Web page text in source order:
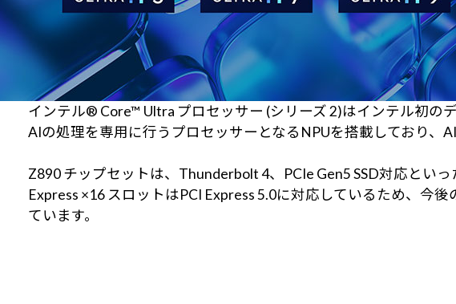
インテル® Core™ Ultra プロセッサー (シリーズ 2)はインテル初の
AIの処理を専用に行うプロセッサーとなるNPUを搭載しており、
Z890 チップセットは、Thunderbolt 4、PCIe Gen5 SSD対応とい
Express ×16 スロットはPCI Express 5.0に対応しているため、今
ています。